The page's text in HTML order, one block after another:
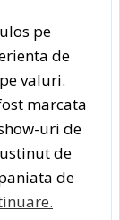
pe
de
valuri.
marcata
uri de
de
de